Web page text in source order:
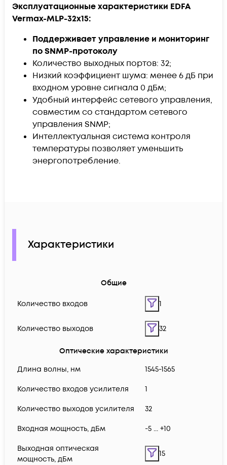
Эксплуатационные характеристики EDFA
Vermax-MLP-32x15:
Поддерживает управление и мониторинг
по SNMP-протоколу
Количество выходных портов: 32;
Низкий коэффициент шума: менее 6 дБ при
входном уровне сигнала 0 дБм;
Удобный интерфейс сетевого управления,
совместим со стандартом сетевого
управления SNMP;
Интеллектуальная система контроля
температуры позволяет уменьшить
энергопотребление.
Характеристики
Общие
Количество входов 1
Количество выходов 32
Оптические характеристики
Длина волны, нм
1545-1565
Количество входов усилителя 1
Количество выходов усилителя 32
Входная мощность, дБм -5 ... +10
Выходная оптическая
мощность, дБм
15